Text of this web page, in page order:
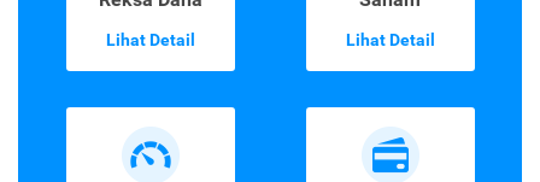
Lihat Detail Lihat Detail